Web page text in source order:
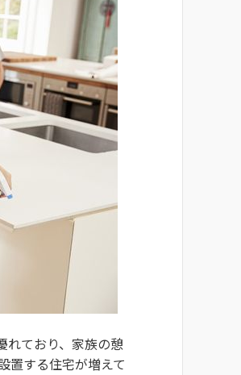
れており、家族の憩
置する住宅が増えて